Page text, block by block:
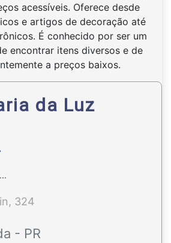
acessíveis. Oferece desde
e artigos de decoração até
É conhecido por ser um
encontrar itens diversos e de
a preços baixos.
da Luz
324
- PR